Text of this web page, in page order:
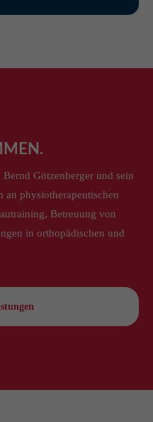
Götzenberger und sein
an physiotherapeutischen
Betreuung von
in orthopädischen und